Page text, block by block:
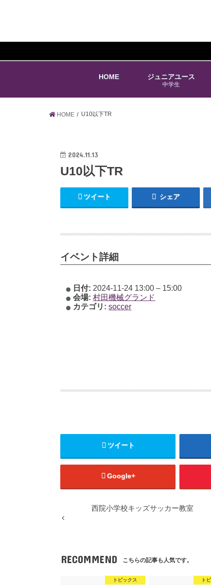
HOME ジュニアユース
中学生
HOME U10以下TR
2024.11.13
U10以下TR
ツイート シェア
イベント詳細
日付: 2024-11-24 13:00 – 15:00
会場: 村田機械グランド
カテゴリ: soccer
ツイート
Google+
西院小学校キッズサッカー教室
RECOMMEND こちらの記事も人気です。
トピックス ト